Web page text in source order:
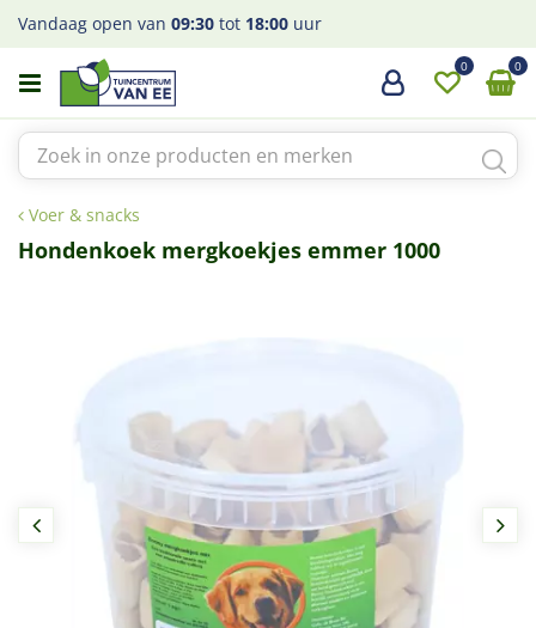
a
Voer & snacks
Vandaag open van 09:30 tot 18:00 uur
Hondenkoek mergkoekjes emmer 1000